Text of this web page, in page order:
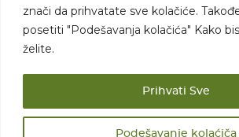
znači da prihvatate sve kolačiće.
posetiti "Podešavanja kolačića" Kako
želite.
Podešavanje kolaćiča
Prihvati Sve
Kontakt